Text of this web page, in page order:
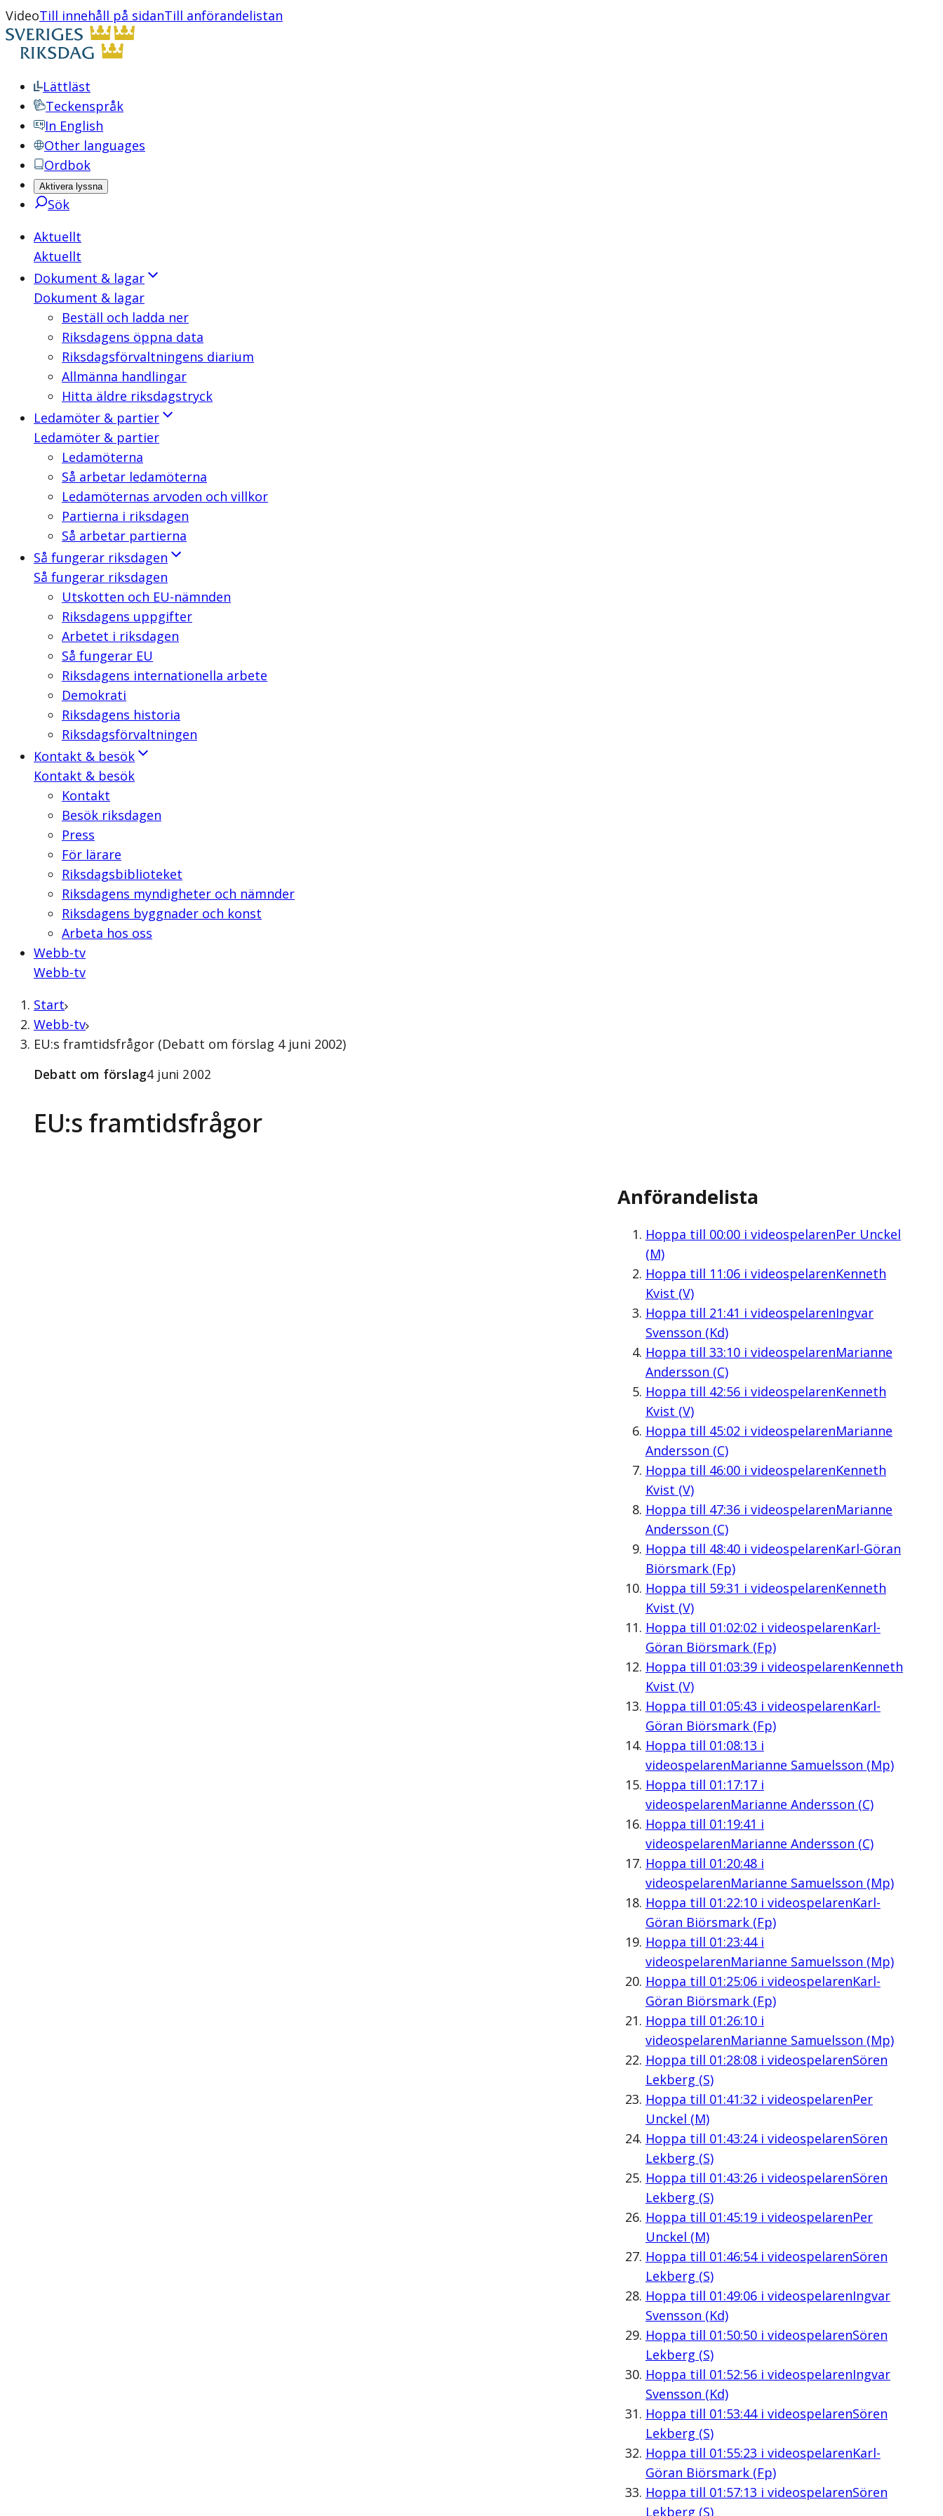
VideoTill innehåll på sidanTill anförandelistan
Lättläst
Teckenspråk
In English
Other languages
Ordbok
Aktivera lyssna
Sök
Aktuellt
Aktuellt
Dokument & lagar
Dokument & lagar
Beställ och ladda ner
Riksdagens öppna data
Riksdagsförvaltningens diarium
Allmänna handlingar
Hitta äldre riksdagstryck
Ledamöter & partier
Ledamöter & partier
Ledamöterna
Så arbetar ledamöterna
Ledamöternas arvoden och villkor
Partierna i riksdagen
Så arbetar partierna
Så fungerar riksdagen
Så fungerar riksdagen
Utskotten och EU-nämnden
Riksdagens uppgifter
Arbetet i riksdagen
Så fungerar EU
Riksdagens internationella arbete
Demokrati
Riksdagens historia
Riksdagsförvaltningen
Kontakt & besök
Kontakt & besök
Kontakt
Besök riksdagen
Press
För lärare
Riksdagsbiblioteket
Riksdagens myndigheter och nämnder
Riksdagens byggnader och konst
Arbeta hos oss
Webb-tv
Webb-tv
Start
Webb-tv
EU:s framtidsfrågor (Debatt om förslag 4 juni 2002)
EU:s framtidsfrågor
Debatt om förslag4 juni 2002
Anförandelista
Hoppa till 00:00i videospelarenPer Unckel
(M)
Hoppa till 11:06i videospelarenKenneth
Kvist (V)
Hoppa till 21:41 i videospelarenIngvar
Svensson (Kd)
Hoppa till 33:10i videospelarenMarianne
Andersson (C)
Hoppa till 42:56i videospelarenKenneth
Kvist (V)
Hoppa till 45:02 i videospelarenMarianne
Andersson (C)
Hoppa till 46:00i videospelarenKenneth
Kvist (V)
Hoppa till 47:36i videospelarenMarianne
Andersson (C)
Hoppa till 48:40i videospelarenKarl-Göran
Biörsmark (Fp)
Hoppa till 59:31 i videospelarenKenneth
Kvist (V)
Hoppa till 01:02:02 i videospelarenKarl-
Göran Biörsmark (Fp)
Hoppa till 01:03:39i videospelarenKenneth
Kvist (V)
Hoppa till 01:05:43 i videospelarenKarl-
Göran Biörsmark (Fp)
Hoppa till 01:08:13 i
videospelarenMarianne Samuelsson (Mp)
Hoppa till 01:17:17i
videospelarenMarianne Andersson (C)
Hoppa till 01:19:41 i
videospelarenMarianne Andersson (C)
Hoppa till 01:20:48i
videospelarenMarianne Samuelsson (Mp)
Hoppa till 01:22:10i videospelarenKarl-
Göran Biörsmark (Fp)
Hoppa till 01:23:44i
videospelarenMarianne Samuelsson (Mp)
Hoppa till 01:25:06i videospelarenKarl-
Göran Biörsmark (Fp)
Hoppa till 01:26:10i
videospelarenMarianne Samuelsson (Mp)
Hoppa till 01:28:08i videospelarenSören
Lekberg (S)
Hoppa till 01:41:32 i videospelarenPer
Unckel (M)
Hoppa till 01:43:24i videospelarenSören
Lekberg (S)
Hoppa till 01:43:26i videospelarenSören
Lekberg (S)
Hoppa till 01:45:19i videospelarenPer
Unckel (M)
Hoppa till 01:46:54i videospelarenSören
Lekberg (S)
Hoppa till 01:49:06i videospelarenIngvar
Svensson (Kd)
Hoppa till 01:50:50i videospelarenSören
Lekberg (S)
Hoppa till 01:52:56i videospelarenIngvar
Svensson (Kd)
Hoppa till 01:53:44i videospelarenSören
Lekberg (S)
Hoppa till 01:55:23 i videospelarenKarl-
Göran Biörsmark (Fp)
Hoppa till 01:57:13 i videospelarenSören
Lekberg (S)